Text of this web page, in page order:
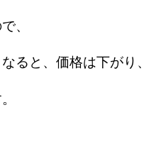
、
ると、価格は下がり、